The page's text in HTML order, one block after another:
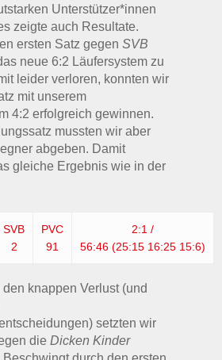
Unterstützer*innen
zeigte auch Resultate.
ersten Satz gegen SVB
neue 6:2 Läufersystem zu
leider verloren, konnten wir
mit unserem
4:2 erfolgreich gewinnen.
mussten wir aber
abgeben. Damit
gleiche Ergebnis wie in der
SVB
2
PVC
91
2:1 /
56:46 (25:15 16:25 15:6)
knappen Verlust (und
setzten wir
die Dicken Kinder